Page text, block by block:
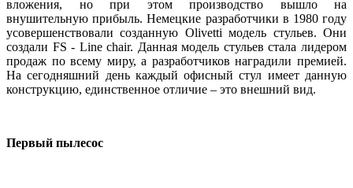
вложения, но при этом производство вышло на
внушительную прибыль. Немецкие разработчики в 1980 году
усовершенствовали созданную Olivetti модель стульев. Они
создали FS - Line chair. Данная модель стульев стала лидером
продаж по всему миру, а разработчиков наградили премией.
На сегодняшний день каждый офисный стул имеет данную
конструкцию, единственное отличие – это внешний вид.
Первый пылесос